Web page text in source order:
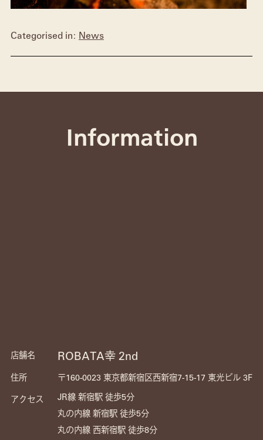
Categorised in: News
Information
店舗名 ROBATA幸 2nd
住所 〒160-0023 東京都新宿区西新宿7-15-17 東光ビル 3F
アクセス
JR線 新宿駅 徒歩5分
丸の内線 新宿駅 徒歩5分
丸の内線 西新宿駅 徒歩8分